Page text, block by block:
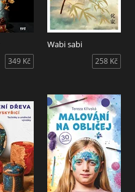
349 Kč
Wabi sabi
258 Kč